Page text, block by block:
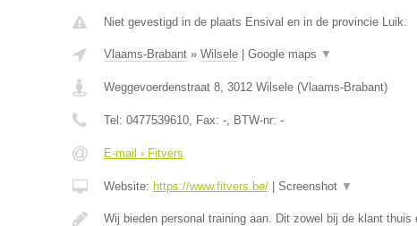
Niet gevestigd in de plaats Ensival en in de provincie Luik.
Vlaams-Brabant» Wilsele| Google maps ▼
Weggevoerdenstraat 8, 3012 Wilsele(Vlaams-Brabant)
Tel: 0477539610, Fax: -, BTW-nr: -
E-mail › Fitvers
Website: https://www.fitvers.be/| Screenshot ▼
Wij bieden personal training aan. Dit zowel bij de klant thuis